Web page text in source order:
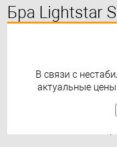
Бра Lightstar
В связи с
актуальные